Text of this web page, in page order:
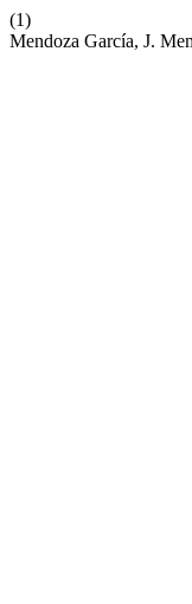
(1)
Mendoza García, J.